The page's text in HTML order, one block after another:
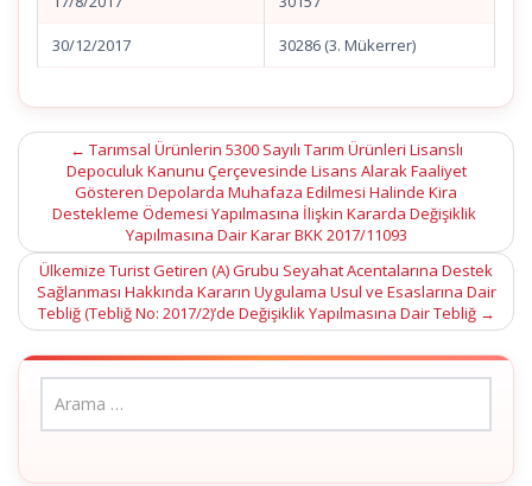
30/12/2017 30286 (3. Mükerrer)
Post
navigation
← Tarımsal Ürünlerin 5300 Sayılı Tarım Ürünleri Lisanslı
Depoculuk Kanunu Çerçevesinde Lisans Alarak Faaliyet
Gösteren Depolarda Muhafaza Edilmesi Halinde Kira
Destekleme Ödemesi Yapılmasına İlişkin Kararda Değişiklik
Yapılmasına Dair Karar BKK 2017/11093
Ülkemize Turist Getiren (A) Grubu Seyahat Acentalarına Destek
Sağlanması Hakkında Kararın Uygulama Usul ve Esaslarına Dair
Tebliğ (Tebliğ No: 2017/2)’de Değişiklik Yapılmasına Dair Tebliğ →